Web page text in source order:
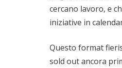
cercano lavoro, e
iniziative in
Questo format
sold out ancora